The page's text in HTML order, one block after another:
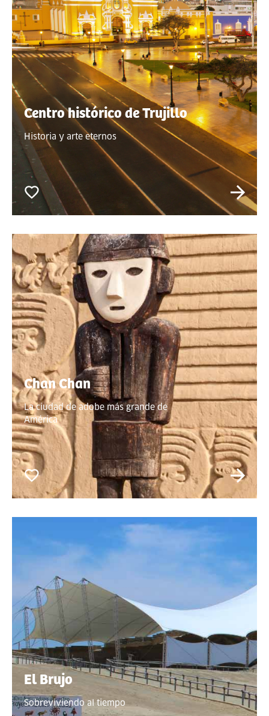
Centro histórico de Trujillo
Historia y arte eternos
Chan Chan
La ciudad de adobe más grande de
América
El Brujo
Sobreviviendo al tiempo